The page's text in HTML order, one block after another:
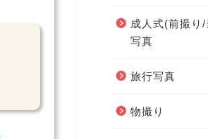
成人式(前撮り
写真
旅行写真
物撮り